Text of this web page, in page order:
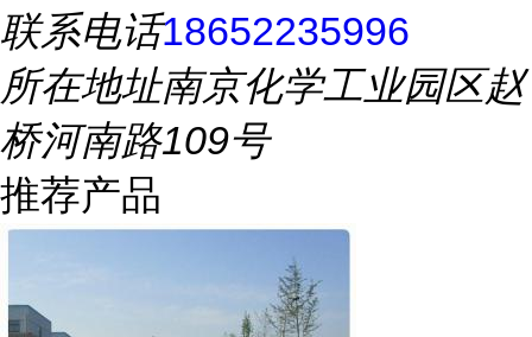
联系电话18652235996
所在地址南京化学工业园区赵
桥河南路109号
推荐产品